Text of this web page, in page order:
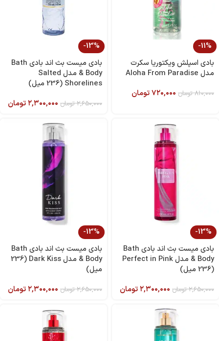
-11%
بادی اسپلش ویکتوریا سکرت
مدل Aloha From Paradise
۸۱۰,۰۰۰تومان ۷۲۰,۰۰۰تومان
-13%
بادی میست بث اند بادی Bath
& Body مدل Salted
Shorelines (236 میل)
۲,۶۵۰,۰۰۰تومان ۲,۳۰۰,۰۰۰تومان
-13%
بادی میست بث اند بادی Bath
& Body مدل Perfect in Pink
(236 میل)
۲,۶۵۰,۰۰۰تومان ۲,۳۰۰,۰۰۰تومان
-13%
بادی میست بث اند بادی Bath
& Body مدل Dark Kiss (236
میل)
۲,۶۵۰,۰۰۰تومان ۲,۳۰۰,۰۰۰تومان